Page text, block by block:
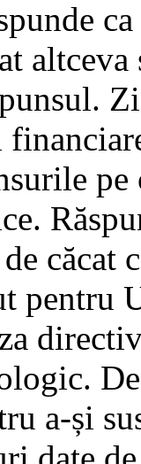
pe
căcat
pentru
a-și